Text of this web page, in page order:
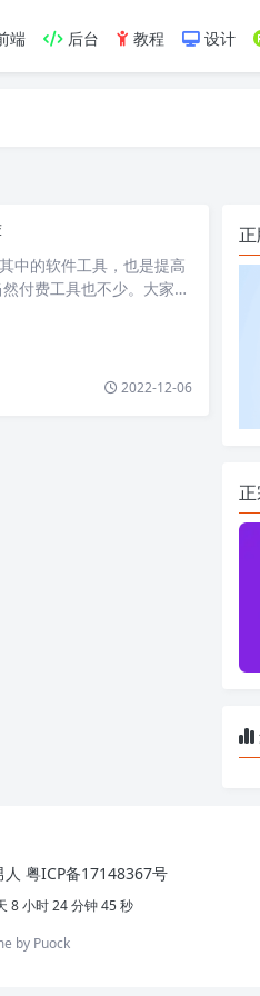
端 后台 教程 设计
中的软件工具，也是提高
付费工具也不少。大家可
2022-12-06
粤ICP备17148367号
8 小时 24 分钟 45 秒
by Puock